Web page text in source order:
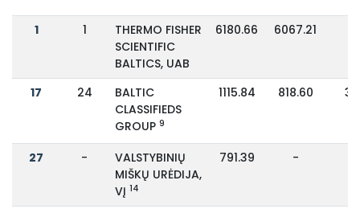
1 1
THERMO FISHER
SCIENTIFIC
BALTICS, UAB
6180.66 6067.21
17 24
BALTIC
CLASSIFIEDS
GROUP 9
1115.84 818.60
27 -
VALSTYBINIŲ
MIŠKŲ URĖDIJA,
VĮ 14
791.39 -